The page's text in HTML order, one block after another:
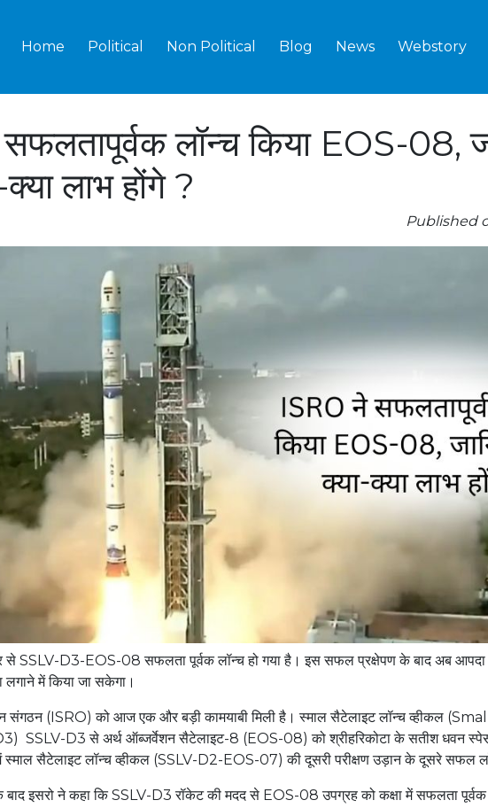
Home Political Non Political Blog News Webstory
लॉन्च किया EOS-08,
लाभ होंगे ?
Published
से SSLV-D3-EOS-08 सफलता पूर्वक लॉन्च हो गया है। इस सफल प्रक्षेपण के बाद अब ​​आपदा
लगाने में किया जा सकेगा।
संगठन (ISRO) को आज एक और बड़ी कामयाबी मिली है। स्माल सैटेलाइट लॉन्च व्हीकल
SSLV-D3 से अर्थ ऑब्जर्वेशन सैटेलाइट-8 (EOS-08) को श्रीहरिकोटा के सतीश धवन
सैटेलाइट लॉन्च व्हीकल (SSLV-D2-EOS-07) की दूसरी परीक्षण उड़ान के दूसरे सफल
बाद इसरो ने कहा कि SSLV-D3 रॉकेट की मदद से EOS-08 उपग्रह को कक्षा में सफलता पूर्वक